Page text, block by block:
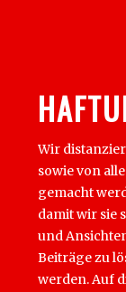
Wir
sowie von
gemacht
damit wir sie
und
Beiträge zu
werden. Auf